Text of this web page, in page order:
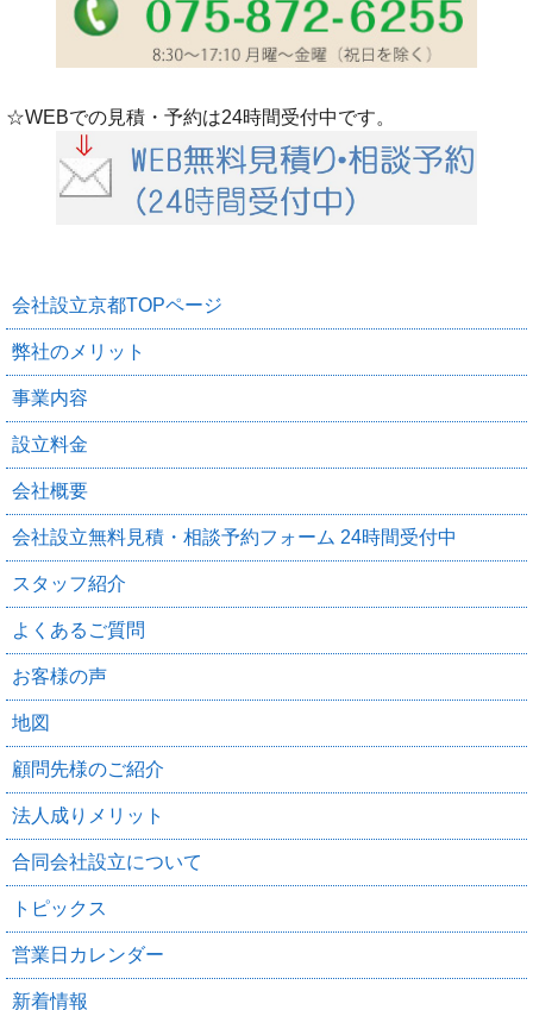
☆WEBでの見積・予約は24時間受付中です。
会社設立京都TOPページ
弊社のメリット
事業内容
設立料金
会社概要
会社設立無料見積・相談予約フォーム 24時間受付中
スタッフ紹介
よくあるご質問
お客様の声
地図
顧問先様のご紹介
法人成りメリット
合同会社設立について
トピックス
営業日カレンダー
新着情報